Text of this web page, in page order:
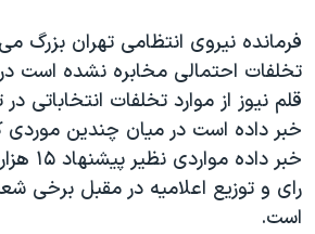
اعتراضات مردمی آبان ۹۸
اسرائیل در جنگ
نرگس محمدی برنده جایزه نوبل صلح
همایش محافظه‌کاران آمریکا «سی‌پک»
صفحه‌های ویژه
فرمانده نیروی انتظامی تهران بزرگ
تخلفات احتمالی مخابره نشده است
قلم نیوز از موارد تخلفات انتخاباتی
خبر داده است در میان چندین موردی
خبر
رای و توزیع اعلامیه در مقبل برخی
است.